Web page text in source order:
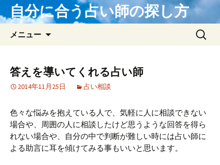
自分に合う占い師の探し方
メニュー
検
答えを導いてくれる占い師
2014年11月25日 占い相談
色々な悩みを抱えている人で、気軽に人に相談できない
場合や、周囲の人に相談したけど思うような回答を得ら
れない場合や、自分の中で判断が難しい時には占い師に
よる助言に耳を傾けてみる事もいいと思います。